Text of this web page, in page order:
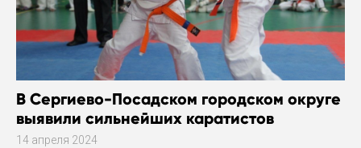
В Сергиево-Посадском городском округе
выявили сильнейших каратистов
14 апреля 2024